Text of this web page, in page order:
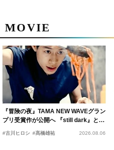
MOVIE
『冒険の夜』TAMA NEW WAVEグラン
プリ受賞作が公開へ 『still dark』と同
時上映決定
#古川ヒロシ #髙橋雄祐 2026.08.06